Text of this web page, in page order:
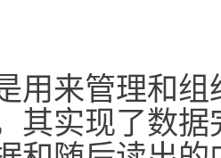
用来管理和
其实现了数